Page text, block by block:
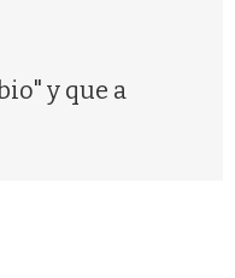
y que a